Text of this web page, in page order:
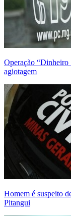
Operação “Dinheiro
agiotagem
Homem é suspeito
Pitangui